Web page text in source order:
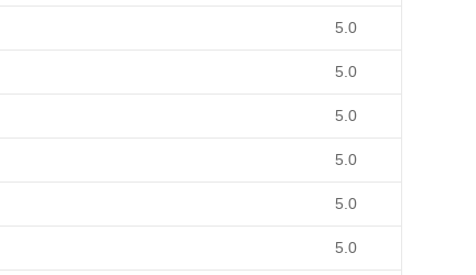
5.0
5.0
5.0
5.0
5.0
5.0